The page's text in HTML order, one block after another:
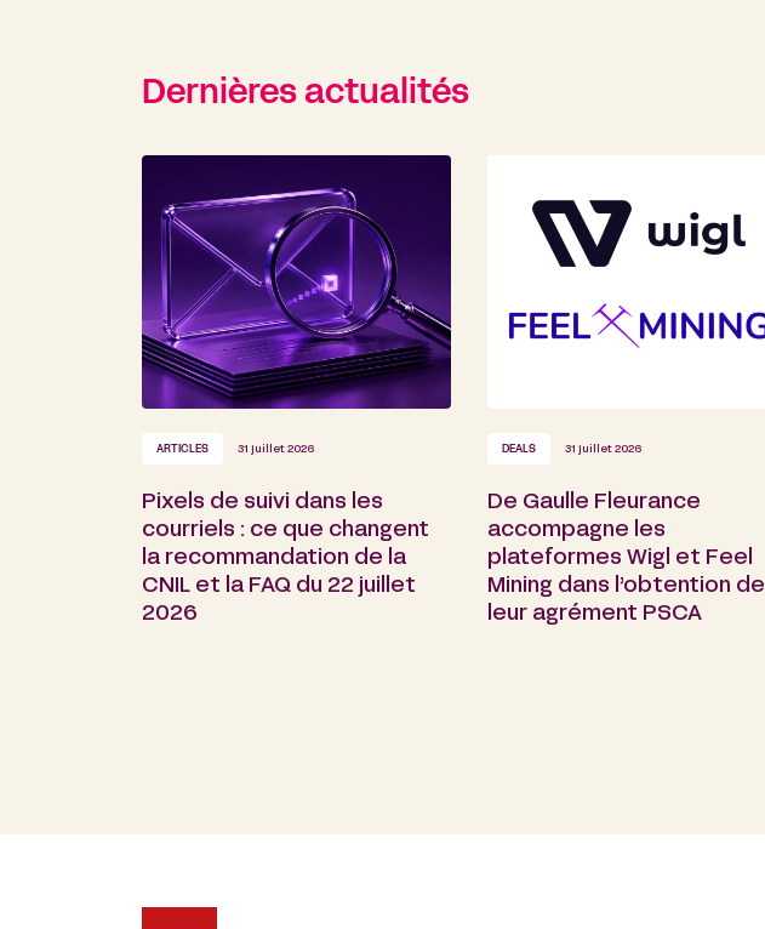
Dernières actualités
ARTICLES 31 juillet 2026
Pixels de suivi dans les
courriels : ce que changent
la recommandation de la
CNIL et la FAQ du 22 juillet
2026
DEALS 31 juillet 2026
De Gaulle Fleurance
accompagne les
plateformes Wigl et Feel
Mining dans l’obtention de
leur agrément PSCA